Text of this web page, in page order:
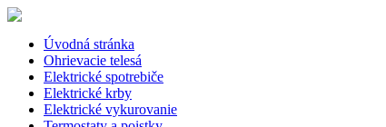
Úvodná stránka
Ohrievacie telesá
Elektrické spotrebiče
Elektrické krby
Elektrické vykurovanie